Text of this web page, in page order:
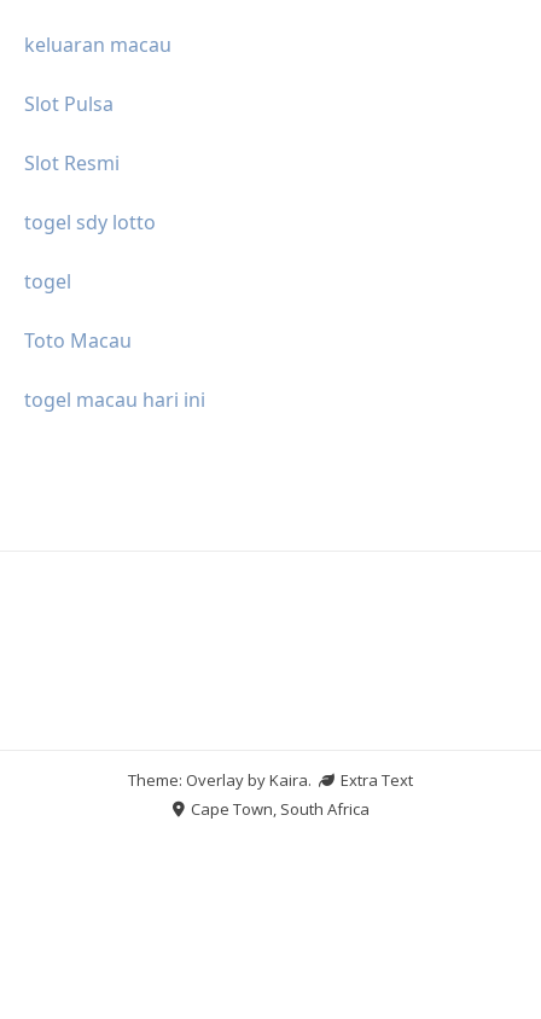
keluaran macau
Slot Pulsa
Slot Resmi
togel sdy lotto
togel
Toto Macau
togel macau hari ini
Theme: Overlay byKaira.
Extra Text
Cape Town, South Africa